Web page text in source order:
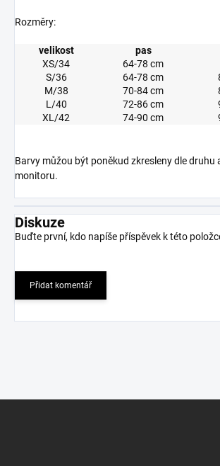
Rozměry:
velikost pas
XS/34
64-78 cm
S/36
64-78 cm
M/38
70-84 cm
L/40
72-86 cm
XL/42
74-90 cm
Barvy můžou být poněkud zkresleny dle druhu
monitoru.
Diskuze
Buďte první, kdo napíše příspěvek k této
Přidat komentář